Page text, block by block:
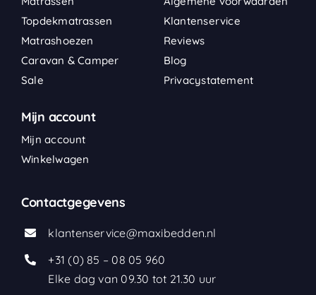
Topdekmatrassen
Matrashoezen
Caravan & Camper
Sale
Klantenservice
Reviews
Blog
Privacystatement
Mijn account
Mijn account
Winkelwagen
Contactgegevens
klantenservice@maxibedden.nl
+31 (0) 85 – 08 05 960
Elke dag van 09.30 tot 21.30 uur